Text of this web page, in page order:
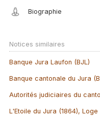
Biographie
Notices similaires
Banque Jura Laufon (BJL)
Banque cantonale du Jura
Autorités judiciaires du
L'Etoile du Jura (1864),